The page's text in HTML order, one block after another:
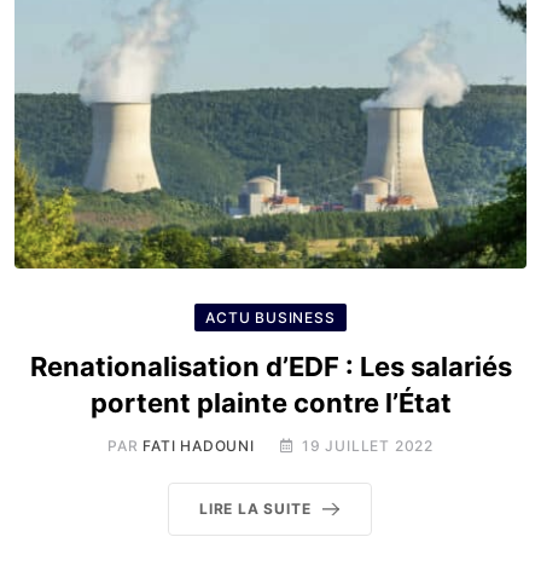
ACTU BUSINESS
Renationalisation d’EDF : Les salariés
portent plainte contre l’État
PAR FATI HADOUNI 19 JUILLET 2022
LIRE LA SUITE